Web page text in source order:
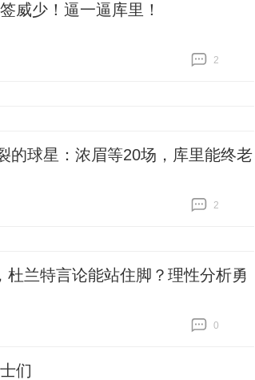
威少！逼一逼库里！
2
的球星：浓眉等20场，库里能终老
2
杜兰特言论能站住脚？理性分析勇
0
们